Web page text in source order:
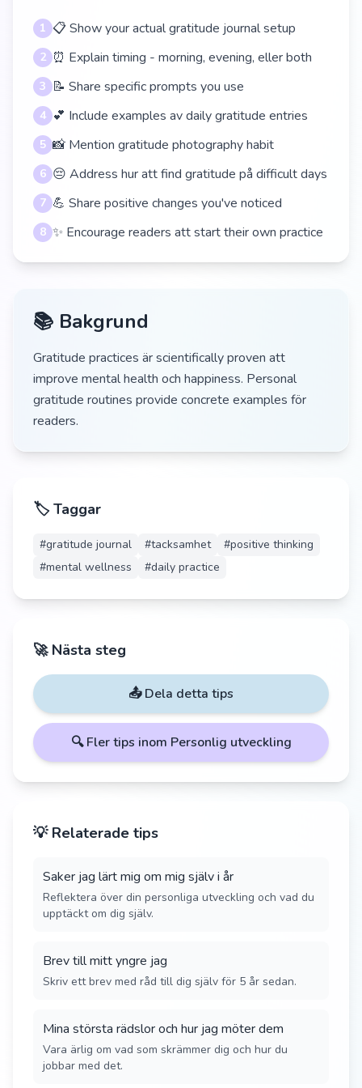
1 📋 Show your actual gratitude journal setup
2 ⏰ Explain timing - morning, evening, eller both
3 📝 Share specific prompts you use
4 💕 Include examples av daily gratitude entries
5 📸 Mention gratitude photography habit
6 😔 Address hur att find gratitude på difficult days
7 💪 Share positive changes you've noticed
8 ✨ Encourage readers att start their own practice
📚 Bakgrund
Gratitude practices är scientifically proven att
improve mental health och happiness. Personal
gratitude routines provide concrete examples för
readers.
🏷️ Taggar
#gratitude journal #tacksamhet #positive thinking
#mental wellness #daily practice
🚀 Nästa steg
📤 Dela detta tips
🔍 Fler tips inom Personlig utveckling
💡 Relaterade tips
Saker jag lärt mig om mig själv i år
Reflektera över din personliga utveckling och vad du
upptäckt om dig själv.
Brev till mitt yngre jag
Skriv ett brev med råd till dig själv för 5 år sedan.
Mina största rädslor och hur jag möter dem
Vara ärlig om vad som skrämmer dig och hur du
jobbar med det.